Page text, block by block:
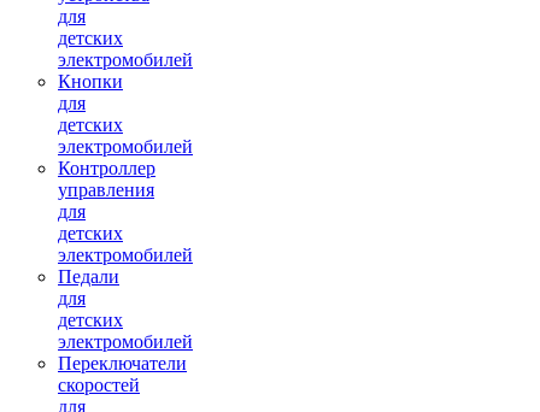
для
детских
электромобилей
Кнопки
для
детских
электромобилей
Контроллер
управления
для
детских
электромобилей
Педали
для
детских
электромобилей
Переключатели
скоростей
для